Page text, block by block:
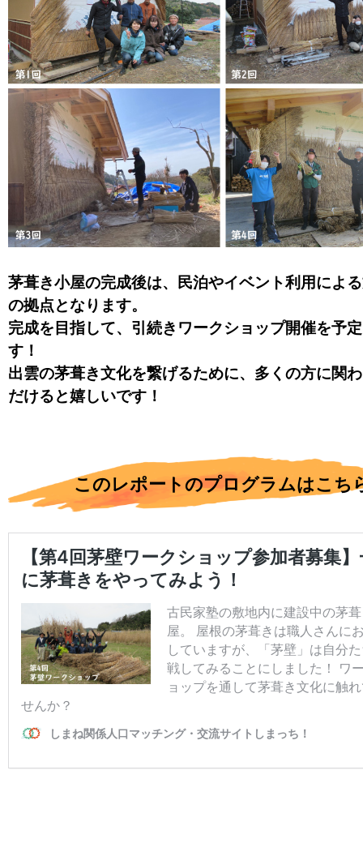
茅葺き小屋の完成後は、民泊やイベント利用によ
の拠点となります。
完成を目指して、引続きワークショップ開催を予
す！
出雲の茅葺き文化を繋げるために、多くの方に関
だけると嬉しいです！
このレポートのプログラムはこち